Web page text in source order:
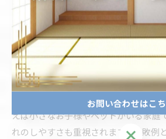
から見積もりを取得し、内訳やサービ
ことが重要です。自治体によっては畳
助成金が利用できる場合もあるので、
ましょう。
また、畳の交換時には家族構成や生活
い草・和紙・樹脂などの素材を選ぶの
えば小さなお子様やペットがいる家庭
れのしやすさも重視されます。失敗例
お問い合わせはこ
お問い合わせはこ